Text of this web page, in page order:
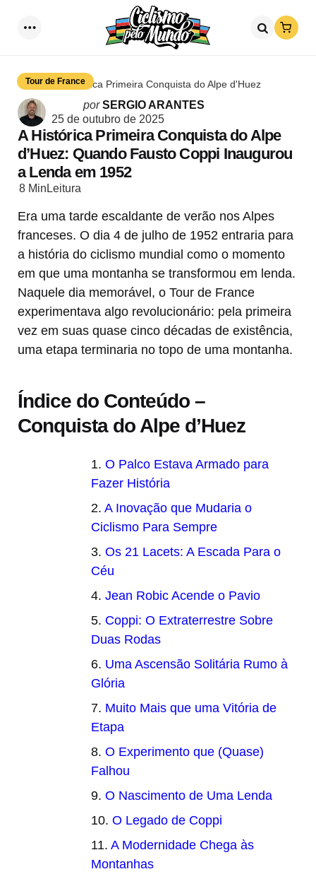
Loja
Tour de FranceA Histórica Primeira Conquista do Alpe d'Huez
Postado
por
porSERGIO ARANTES
25 de outubro de 2025
A Histórica Primeira Conquista do Alpe
d’Huez: Quando Fausto Coppi Inaugurou
a Lenda em 1952
8 Min Leitura
Era uma tarde escaldante de verão nos Alpes
franceses. O dia 4 de julho de 1952 entraria para
a história do ciclismo mundial como o momento
em que uma montanha se transformou em lenda.
Naquele dia memorável, o Tour de France
experimentava algo revolucionário: pela primeira
vez em suas quase cinco décadas de existência,
uma etapa terminaria no topo de uma montanha.
Índice do Conteúdo –
Conquista do Alpe d’Huez
O Palco Estava Armado para
Fazer História
A Inovação que Mudaria o
Ciclismo Para Sempre
Os 21 Lacets: A Escada Para o
Céu
Jean Robic Acende o Pavio
Coppi: O Extraterrestre Sobre
Duas Rodas
Uma Ascensão Solitária Rumo à
Glória
Muito Mais que uma Vitória de
Etapa
O Experimento que (Quase)
Falhou
O Nascimento de Uma Lenda
O Legado de Coppi
A Modernidade Chega às
Montanhas